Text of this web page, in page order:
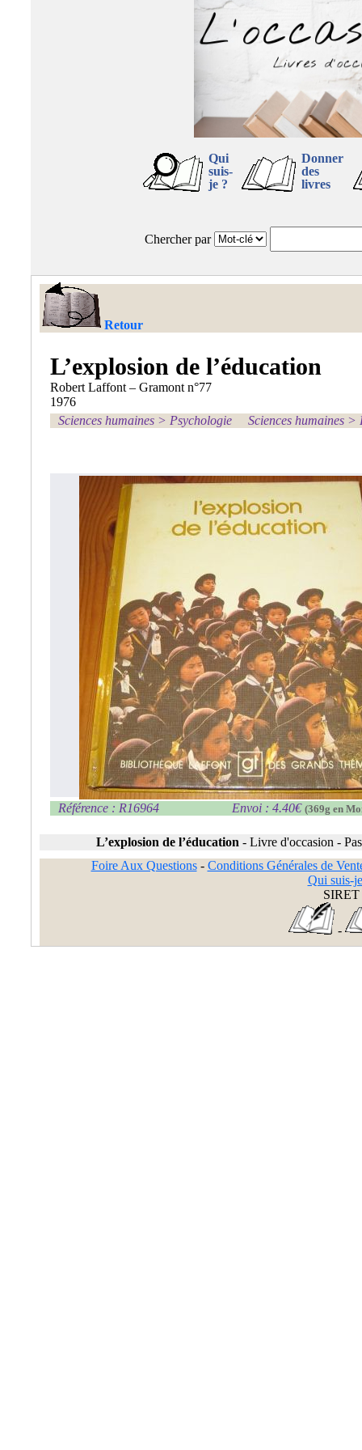
Qui
suis-
je ?
Donner
des
livres
Chercher par
Retour
L’explosion de l’éducation
Robert Laffont – Gramont n°77
1976
Sciences humaines > Psychologie Sciences humaines >
Référence : R16964 Envoi : 4.40€ (369g en
L’explosion de l’éducation - Livre d'occasion -
Foire Aux Questions- Conditions Générales de
Qui suis-
SIRET
-